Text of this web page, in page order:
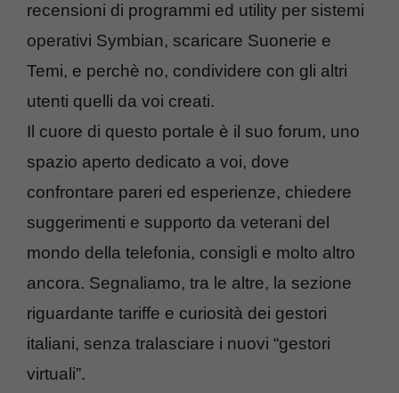
recensioni di programmi ed utility per sistemi
operativi Symbian, scaricare Suonerie e
Temi, e perchè no, condividere con gli altri
utenti quelli da voi creati.
Il cuore di questo portale è il suo forum, uno
spazio aperto dedicato a voi, dove
confrontare pareri ed esperienze, chiedere
suggerimenti e supporto da veterani del
mondo della telefonia, consigli e molto altro
ancora. Segnaliamo, tra le altre, la sezione
riguardante tariffe e curiosità dei gestori
italiani, senza tralasciare i nuovi “gestori
virtuali”.